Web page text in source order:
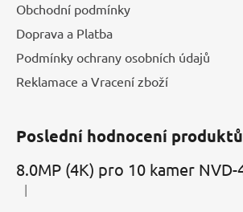
Obchodní podmínky
Doprava a Platba
Podmínky ochrany osobních údajů
Reklamace a Vracení zboží
Poslední hodnocení produktů
Hodnocení produktu je 5 z 5 hvězdiček.
|